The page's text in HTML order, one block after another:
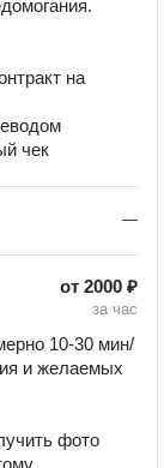
на
чек
—
от 2000 ₽
за час
10-30 мин/
и желаемых
фото